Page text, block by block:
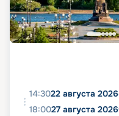
14:3022 августа 2026
18:0027 августа 2026